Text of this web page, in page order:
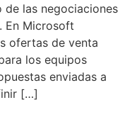
de las negociaciones
En Microsoft
ofertas de venta
los equipos
enviadas a
[…]